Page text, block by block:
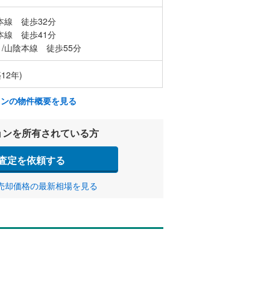
線 徒歩32分
線 徒歩41分
/山陰本線 徒歩55分
年)
の物件概要を見る
を所有されている方
定を依頼する
却価格の最新相場を見る